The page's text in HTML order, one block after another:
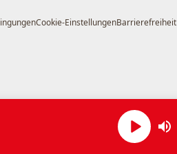
Cookie-EinstellungenBarrierefreiheit